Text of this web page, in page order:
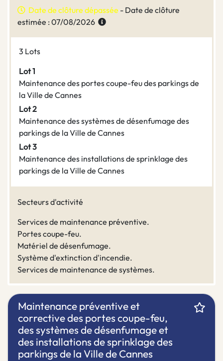
Date de clôture dépassée - Date de clôture
estimée : 07/08/2026
3 Lots
Lot 1
Maintenance des portes coupe-feu des parkings de
la Ville de Cannes
Lot 2
Maintenance des systèmes de désenfumage des
parkings de la Ville de Cannes
Lot 3
Maintenance des installations de sprinklage des
parkings de la Ville de Cannes
Secteurs d'activité
Services de maintenance préventive.
Portes coupe-feu.
Matériel de désenfumage.
Système d'extinction d'incendie.
Services de maintenance de systèmes.
Maintenance préventive et
corrective des portes coupe-feu,
des systèmes de désenfumage et
des installations de sprinklage des
parkings de la Ville de Cannes